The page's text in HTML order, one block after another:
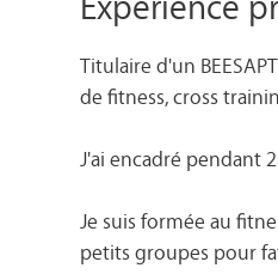
Titulaire d'un
de fitness, cross
J'ai encadré pendant
Je suis formée au
petits groupes pour